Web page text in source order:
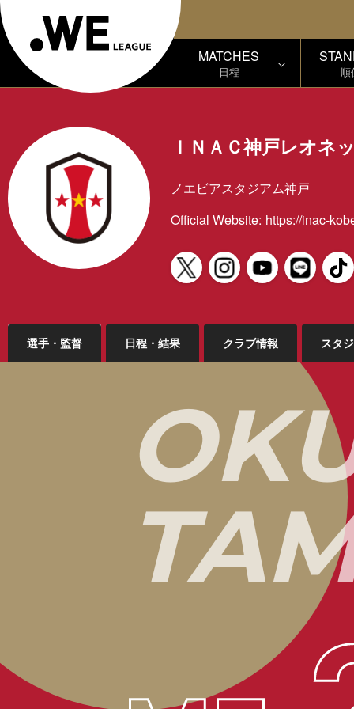
MATCHES
日程 順
ＩＮＡＣ神戸レオネ
ノエビアスタジアム神戸
Official Website: https://inac-
選手・監督 日程・結果 クラブ情報 スタ
OK
TA